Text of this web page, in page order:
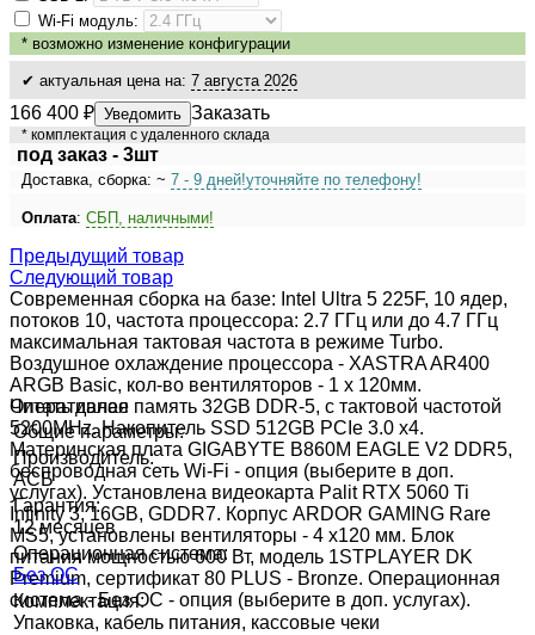
Wi-Fi модуль:
* возможно изменение конфигурации
✔ актуальная цена на: 7 августа 2026
166 400 ₽ Уведомить Заказать
* комплектация с удаленного склада
под заказ - 3шт
Доставка, сборка: ~ 7 - 9 дней!уточняйте по телефону!
Оплата: СБП, наличными!
Предыдущий товар
Следующий товар
Современная сборка на базе: Intel Ultra 5 225F, 10 ядер,
потоков 10, частота процессора: 2.7 ГГц или до 4.7 ГГц
максимальная тактовая частота в режиме Turbo.
Воздушное охлаждение процессора - XASTRA AR400
ARGB Basic, кол-во вентиляторов - 1 x 120мм.
Оперативная память 32GB DDR-5, с тактовой частотой
5200MHz. Накопитель SSD 512GB PCIe 3.0 x4.
Материнская плата GIGABYTE B860M EAGLE V2 DDR5,
беспроводная сеть Wi-Fi - опция (выберите в доп.
услугах). Установлена видеокарта Palit RTX 5060 Ti
Infinity 3, 16GB, GDDR7. Корпус ARDOR GAMING Rare
MS5, установлены вентиляторы - 4 х120 мм. Блок
питания мощностью 600 Вт, модель 1STPLAYER DK
Premium, сертификат 80 PLUS - Bronze. Операционная
система - Без ОС - опция (выберите в доп. услугах).
Читать далее
Общие параметры:
Производитель:
АСБ
Гарантия:
12 месяцев
Операционная система:
Без ОС
Комплектация:
Упаковка, кабель питания, кассовые чеки